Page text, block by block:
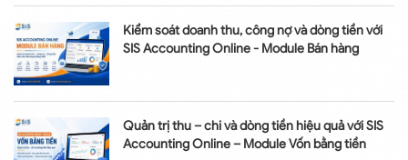
Kiểm soát doanh thu, công nợ và dòng tiền với
SIS Accounting Online - Module Bán hàng
Quản trị thu – chi và dòng tiền hiệu quả với SIS
Accounting Online – Module Vốn bằng tiền